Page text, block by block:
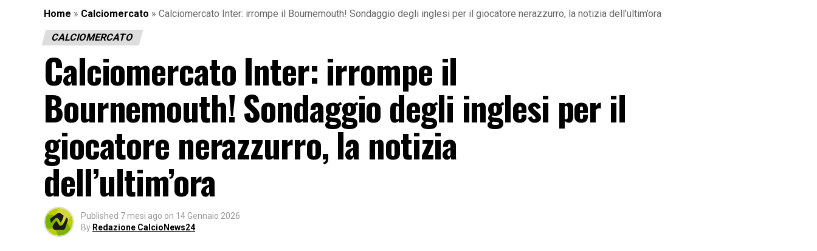
Home » Calciomercato » Calciomercato Inter: irrompe il Bournemouth! Sondaggio degli inglesi per il giocatore nerazzurro, la notizia dell’ultim’ora
CALCIOMERCATO
Calciomercato Inter: irrompe il
Bournemouth! Sondaggio degli inglesi per il
giocatore nerazzurro, la notizia
dell’ultim’ora
Published 7 mesi ago on 14 Gennaio 2026
By Redazione CalcioNews24